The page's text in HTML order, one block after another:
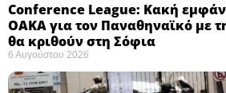
Conference League: Κακή
ΟΑΚΑ για τον Παναθηναϊκό με
θα κριθούν στη Σόφια ​
6 Αυγούστου 2026